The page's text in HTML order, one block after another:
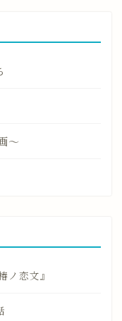
〜
ノ恋文』